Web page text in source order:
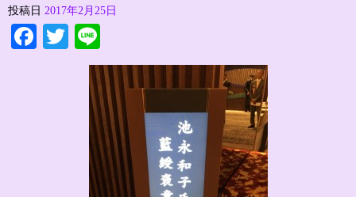
投稿日 2017年2月25日
Facebook
Twitter